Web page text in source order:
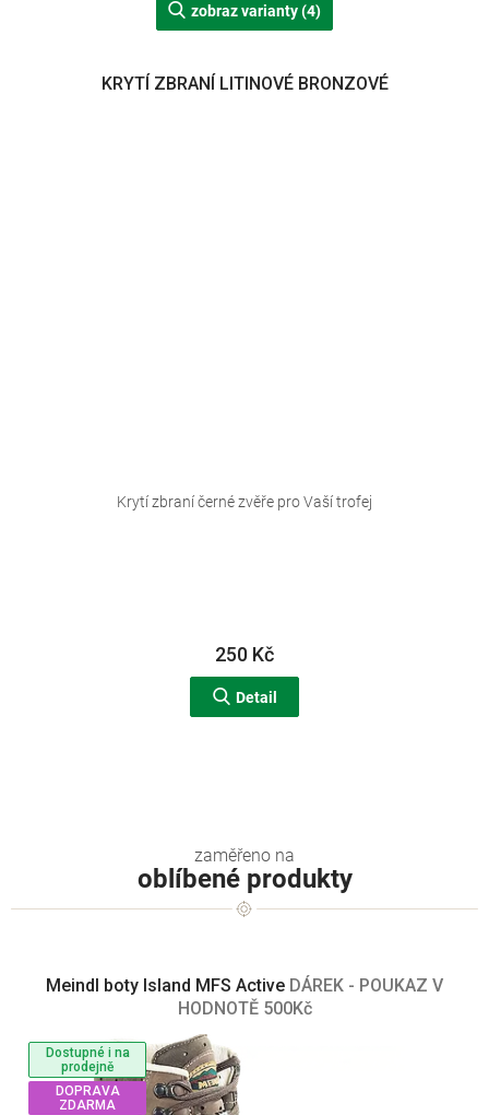
oblíbené produkty
Dostupné i na
prodejně
DOPRAVA
ZDARMA
Meindl boty Island MFS Active DÁREK - POUKAZ V
HODNOTĚ 500Kč
zobraz varianty (4)
KRYTÍ ZBRANÍ LITINOVÉ BRONZOVÉ
250 Kč
Detail
Krytí zbraní černé zvěře pro Vaší trofej